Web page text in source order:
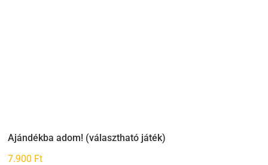
Ajándékba adom! (választható játék)
7.900 Ft